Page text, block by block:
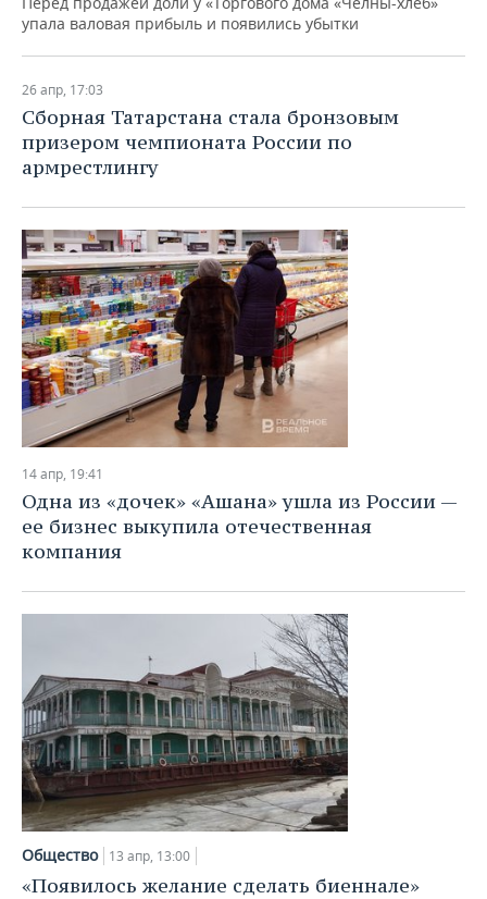
упала валовая прибыль и появились убытки
26 апр, 17:03
Сборная Татарстана стала бронзовым
призером чемпионата России по
армрестлингу
14 апр, 19:41
Одна из «дочек» «Ашана» ушла из России —
ее бизнес выкупила отечественная
компания
Общество 13 апр, 13:00
«Появилось желание сделать биеннале»